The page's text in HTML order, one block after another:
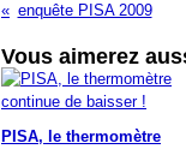
enquête PISA 2009
Vous aimerez
PISA, le thermomètre